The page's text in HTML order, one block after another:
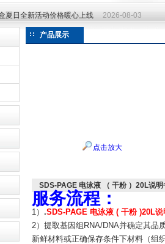
夏日全新活动价格暖心上线 2026-08-03
夏日全新活动价格暖心上线
产品展示
点击放大
SDS-PAGE 电泳液 （ 干粉 ）20L说明
服务流程：
1） .SDS-PAGE 电泳液 ( 干粉 )20L说
2）提取基因组RNA/DNA并确定其品
新鲜材料或正确保存条件下材料（组